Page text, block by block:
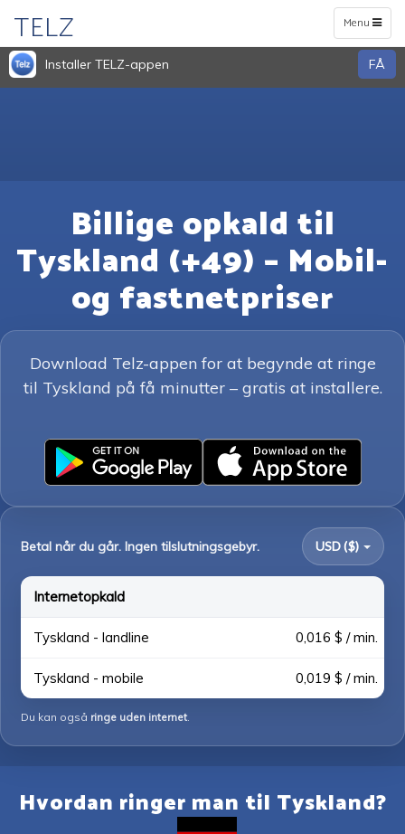
Toggle
navigation
Menu
TELZ
Installer TELZ-appen FÅ
Billige opkald til
Tyskland (+49) – Mobil-
og fastnetpriser
Download Telz-appen for at begynde at ringe
til Tyskland på få minutter – gratis at installere.
Betal når du går. Ingen tilslutningsgebyr. USD ($)
Internetopkald
Tyskland - landline 0,016 $ / min.
Tyskland - mobile 0,019 $ / min.
Du kan også ringe uden internet.
Hvordan ringer man til Tyskland?